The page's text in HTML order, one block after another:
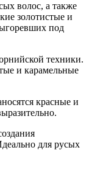
волос, а также
золотистые и
под
техники.
и карамельные
красные и
для русых